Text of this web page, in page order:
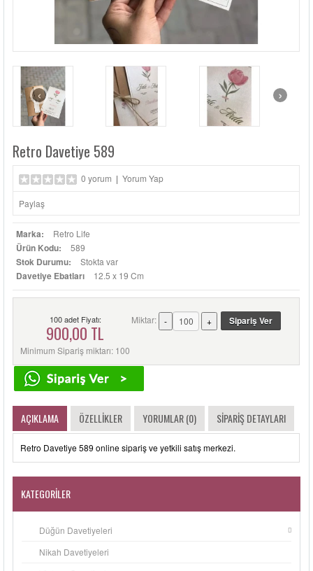
‹ ›
Retro Davetiye 589
0 yorum | Yorum Yap
Paylaş
Marka: Retro Life
Ürün Kodu: 589
Stok Durumu: Stokta var
Davetiye Ebatları 12.5 x 19 Cm
100 adet Fiyatı:
900,00 TL
Minimum Sipariş miktarı: 100
Miktar:
AÇIKLAMA ÖZELLIKLER YORUMLAR (0) SIPARIŞ DETAYLARI
Retro Davetiye 589 online sipariş ve yetkili satış merkezi.
KATEGORILER
Düğün Davetiyeleri
Nikah Davetiyeleri